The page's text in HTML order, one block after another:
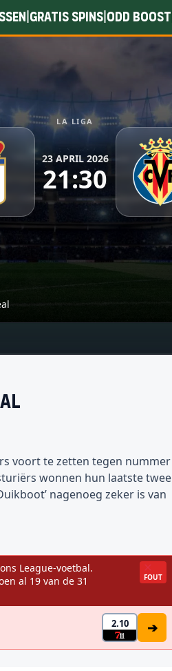
Gratis spins Odd boost
LA LIGA
23 APRIL 2026
21:30
voort te zetten tegen nummer
wonnen hun laatste twee
nagenoeg zeker is van
League-voetbal.
al 19 van de 31
FOUT
2.10 ➔